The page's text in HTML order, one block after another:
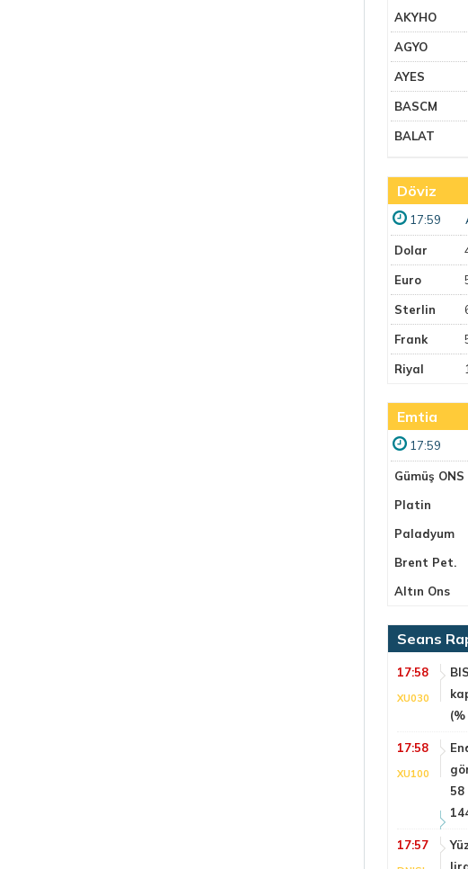
AKYHO
AGYO
AYES
BASCM
BALAT
Döviz
17:59
Dolar
Euro
Sterlin
Frank
Riyal
Emtia
17:59
Gümüş ONS
Platin
Paladyum
Brent Pet.
Altın Ons
Seans
17:58
XU030
17:58
XU100
58
17:57